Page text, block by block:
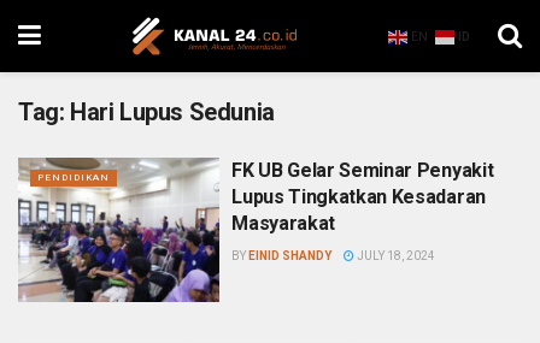
EN ID
Tag: Hari Lupus Sedunia
PENDIDIKAN
FK UB Gelar Seminar Penyakit
Lupus Tingkatkan Kesadaran
Masyarakat
BY EINID SHANDY JULY 18, 2024